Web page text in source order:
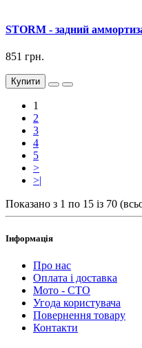
STORM - задний
851 грн.
Купити
1
2
3
4
5
>
>|
Показано з 1 по 15 із 70
Інформація
Про нас
Оплата і доставка
Мото - CTO
Угода користувача
Повернення товару
Контакти